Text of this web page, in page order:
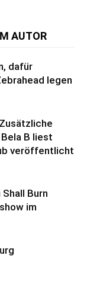
AUTOR
dafür
legen
B liest
veröffentlicht
Burn
im